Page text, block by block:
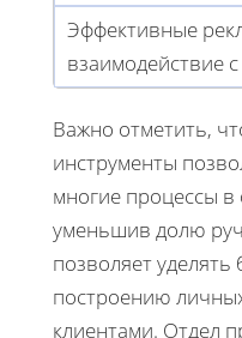
Эффективные
взаимодействие
Важно отметить,
инструменты
многие процессы в
уменьшив долю
позволяет
построению
клиентами. Отдел